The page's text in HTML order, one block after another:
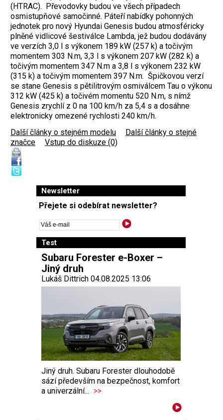
(HTRAC). Převodovky budou ve všech případech
osmistupňové samočinné. Páteří nabídky pohonných
jednotek pro nový Hyundai Genesis budou atmosféricky
plněné vidlicové šestiválce Lambda, jež budou dodávány
ve verzích 3,0 l s výkonem 189 kW (257 k) a točivým
momentem 303 N.m, 3,3 l s výkonem 207 kW (282 k) a
točivým momentem 347 N.m a 3,8 l s výkonem 232 kW
(315 k) a točivým momentem 397 N.m. Špičkovou verzí
se stane Genesis s pětilitrovým osmiválcem Tau o výkonu
312 kW (425 k) a točivém momentu 520 N.m, s nímž
Genesis zrychlí z 0 na 100 km/h za 5,4 s a dosáhne
elektronicky omezené rychlosti 240 km/h.
Další články o stejném modelu
Další články o stejné
značce
Vstup do diskuze (0)
Newsletter
Přejete si odebírat newsletter?
Test
Subaru Forester e-Boxer –
Jiný druh
Lukáš Dittrich 04.08.2025 13:06
Jiný druh. Subaru Forester dlouhodobě
sází především na bezpečnost, komfort
a univerzální... >>